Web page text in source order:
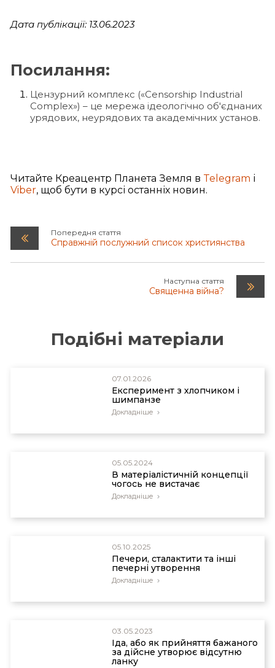
Дата публікації: 13.06.2023
Посилання:
Цензурний комплекс («Censorship Industrial
Complex») – це мережа ідеологічно об'єднаних
урядових, неурядових та академічних установ.
Читайте Креацентр Планета Земля в Telegram і
Viber, щоб бути в курсі останніх новин.
Попередня стаття
Справжній послужний список християнства
Наступна стаття
Священна війна?
Подібні матеріали
07.01.2026
Експеримент з хлопчиком і
шимпанзе
Докладніше
05.05.2024
В матеріалістичній концепції
чогось не вистачає
Докладніше
05.10.2025
Печери, сталактити та інші
печерні утворення
Докладніше
03.05.2023
Іда, або як прийняття бажаного
за дійсне утворює відсутню
ланку